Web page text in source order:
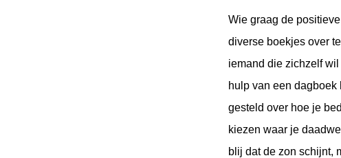
Wie graag de
diverse boekjes over
iemand die zichzelf
hulp van een
gesteld over hoe je
kiezen waar je
blij dat de zon schijnt,